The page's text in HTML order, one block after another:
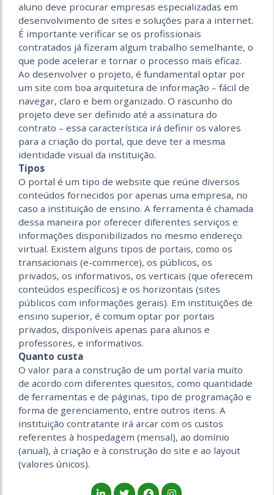
aluno deve procurar empresas especializadas em
desenvolvimento de sites e soluções para a internet.
É importante verificar se os profissionais
contratados já fizeram algum trabalho semelhante, o
que pode acelerar e tornar o processo mais eficaz.
Ao desenvolver o projeto, é fundamental optar por
um site com boa arquitetura de informação – fácil de
navegar, claro e bem organizado. O rascunho do
projeto deve ser definido até a assinatura do
contrato – essa característica irá definir os valores
para a criação do portal, que deve ter a mesma
identidade visual da instituição.
Tipos
O portal é um tipo de website que reúne diversos
conteúdos fornecidos por apenas uma empresa, no
caso a instituição de ensino. A ferramenta é chamada
dessa maneira por oferecer diferentes serviços e
informações disponibilizados no mesmo endereço
virtual. Existem alguns tipos de portais, como os
transacionais (e-commerce), os públicos, os
privados, os informativos, os verticais (que oferecem
conteúdos específicos) e os horizontais (sites
públicos com informações gerais). Em instituições de
ensino superior, é comum optar por portais
privados, disponíveis apenas para alunos e
professores, e informativos.
Quanto custa
O valor para a construção de um portal varia muito
de acordo com diferentes quesitos, como quantidade
de ferramentas e de páginas, tipo de programação e
forma de gerenciamento, entre outros itens. A
instituição contratante irá arcar com os custos
referentes à hospedagem (mensal), ao domínio
(anual), à criação e à construção do site e ao layout
(valores únicos).